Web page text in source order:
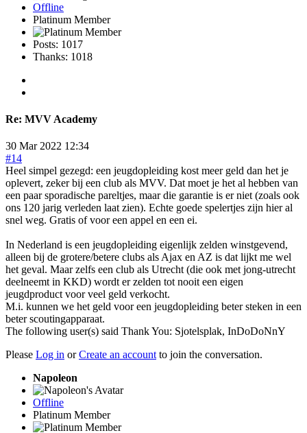
Offline
Platinum Member
Posts: 1017
Thanks: 1018
Re: MVV Academy
30 Mar 2022 12:34
#14
Heel simpel gezegd: een jeugdopleiding kost meer geld dan het je
oplevert, zeker bij een club als MVV. Dat moet je het al hebben van
een paar sporadische pareltjes, maar die garantie is er niet (zoals ook
ons 120 jarig verleden laat zien). Echte goede spelertjes zijn hier al
snel weg. Gratis of voor een appel en een ei.
In Nederland is een jeugdopleiding eigenlijk zelden winstgevend,
alleen bij de grotere/betere clubs als Ajax en AZ is dat lijkt me wel
het geval. Maar zelfs een club als Utrecht (die ook met jong-utrecht
deelneemt in KKD) wordt er zelden tot nooit een eigen
jeugdproduct voor veel geld verkocht.
M.i. kunnen we het geld voor een jeugdopleiding beter steken in een
beter scoutingapparaat.
The following user(s) said Thank You: Sjotelsplak, InDoDoNnY
Please Log in orCreate an account to join the conversation.
Napoleon
Offline
Platinum Member